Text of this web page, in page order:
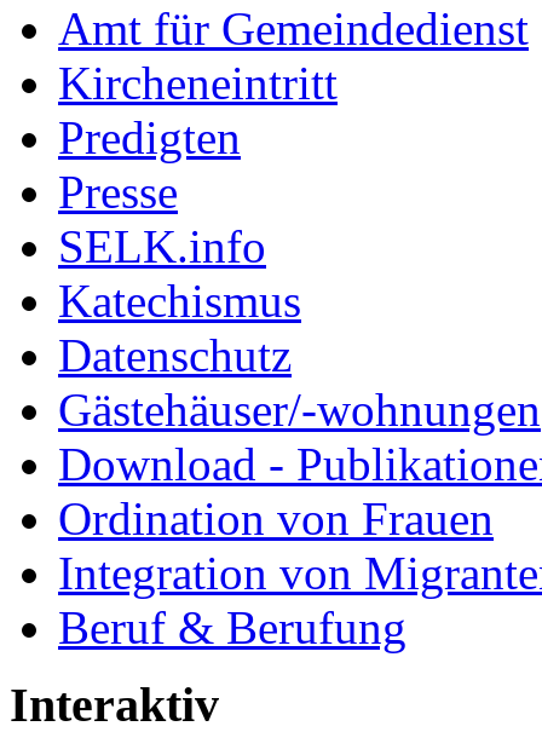
Amt für Gemeindedienst
Kircheneintritt
Predigten
Presse
SELK.info
Katechismus
Datenschutz
Gästehäuser/-wohnungen
Download -
Ordination von Frauen
Integration von
Beruf & Berufung
Interaktiv